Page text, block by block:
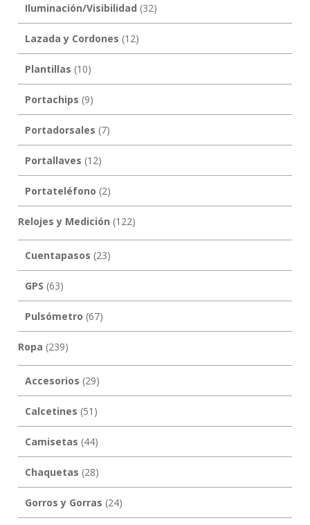
Iluminación/Visibilidad (32)
Lazada y Cordones (12)
Plantillas (10)
Portachips (9)
Portadorsales (7)
Portallaves (12)
Portateléfono (2)
Relojes y Medición (122)
Cuentapasos (23)
GPS (63)
Pulsómetro (67)
Ropa (239)
Accesorios (29)
Calcetines (51)
Camisetas (44)
Chaquetas (28)
Gorros y Gorras (24)